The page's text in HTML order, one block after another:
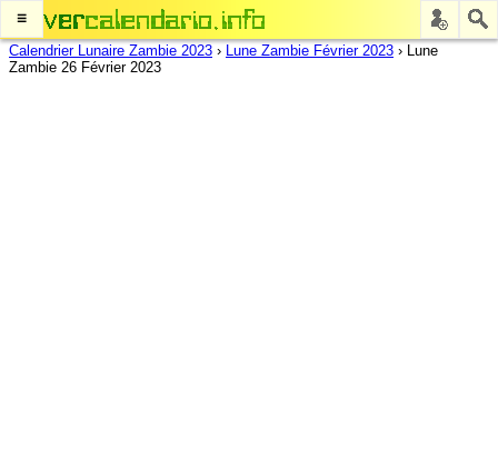
≡
Calendrier Lunaire Zambie 2023 › Lune Zambie Février 2023 › Lune
Zambie 26 Février 2023